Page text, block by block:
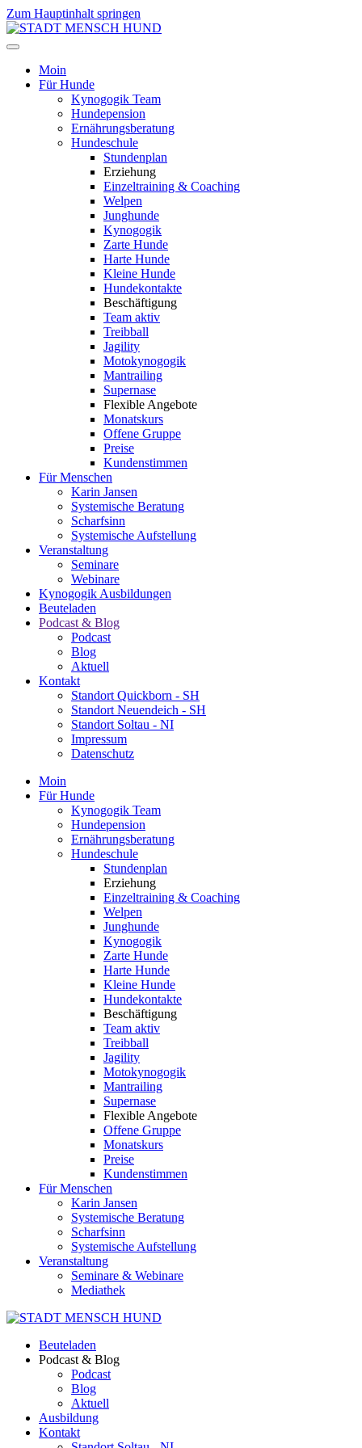
Zum Hauptinhalt springen
Moin
Für Hunde
Kynogogik Team
Hundepension
Ernährungsberatung
Hundeschule
Stundenplan
Erziehung
Einzeltraining & Coaching
Welpen
Junghunde
Kynogogik
Zarte Hunde
Harte Hunde
Kleine Hunde
Hundekontakte
Beschäftigung
Team aktiv
Treibball
Jagility
Motokynogogik
Mantrailing
Supernase
Flexible Angebote
Monatskurs
Offene Gruppe
Preise
Kundenstimmen
Für Menschen
Karin Jansen
Systemische Beratung
Scharfsinn
Systemische Aufstellung
Veranstaltung
Seminare
Webinare
Kynogogik Ausbildungen
Beuteladen
Podcast & Blog
Podcast
Blog
Aktuell
Kontakt
Standort Quickborn - SH
Standort Neuendeich - SH
Standort Soltau - NI
Impressum
Datenschutz
Moin
Für Hunde
Kynogogik Team
Hundepension
Ernährungsberatung
Hundeschule
Stundenplan
Erziehung
Einzeltraining & Coaching
Welpen
Junghunde
Kynogogik
Zarte Hunde
Harte Hunde
Kleine Hunde
Hundekontakte
Beschäftigung
Team aktiv
Treibball
Jagility
Motokynogogik
Mantrailing
Supernase
Flexible Angebote
Offene Gruppe
Monatskurs
Preise
Kundenstimmen
Für Menschen
Karin Jansen
Systemische Beratung
Scharfsinn
Systemische Aufstellung
Veranstaltung
Seminare & Webinare
Mediathek
Beuteladen
Podcast & Blog
Podcast
Blog
Aktuell
Ausbildung
Kontakt